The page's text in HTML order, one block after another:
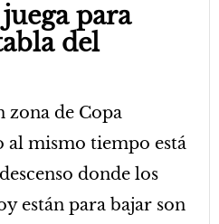
para
del
zona de Copa
al mismo tiempo está
donde los
están para bajar son